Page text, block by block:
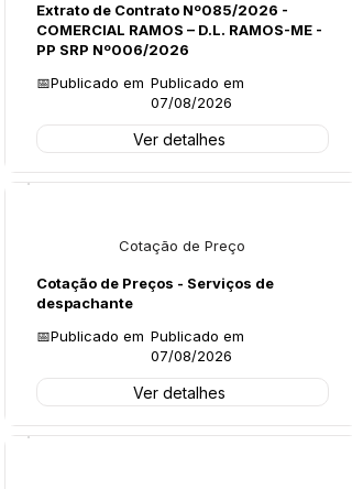
Extrato de Contrato Nº085/2026 -
COMERCIAL RAMOS – D.L. RAMOS-ME -
PP SRP Nº006/2026
📅Publicado em Publicado em
07/08/2026
Ver detalhes
Cotação de Preço
Cotação de Preços - Serviços de
despachante
📅Publicado em Publicado em
07/08/2026
Ver detalhes